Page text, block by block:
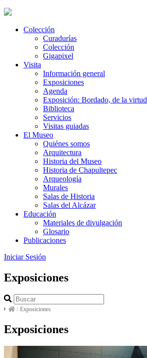
Colección
Curadurías
Colección
Gigapixel
Visita
Información general
Exposiciones
Agenda
Exposición: Bordado, de la virtud
Biblioteca
Servicios
Visitas guiadas
El Museo
Quiénes somos
Arquitectura
Historia del Museo
Historia de Chapultepec
Arqueología
Murales
Salas de Historia
Salas del Alcázar
Educación
Materiales de divulgación
Glosario
Publicaciones
Iniciar Sesión
Exposiciones
/ Exposiciones
Exposiciones